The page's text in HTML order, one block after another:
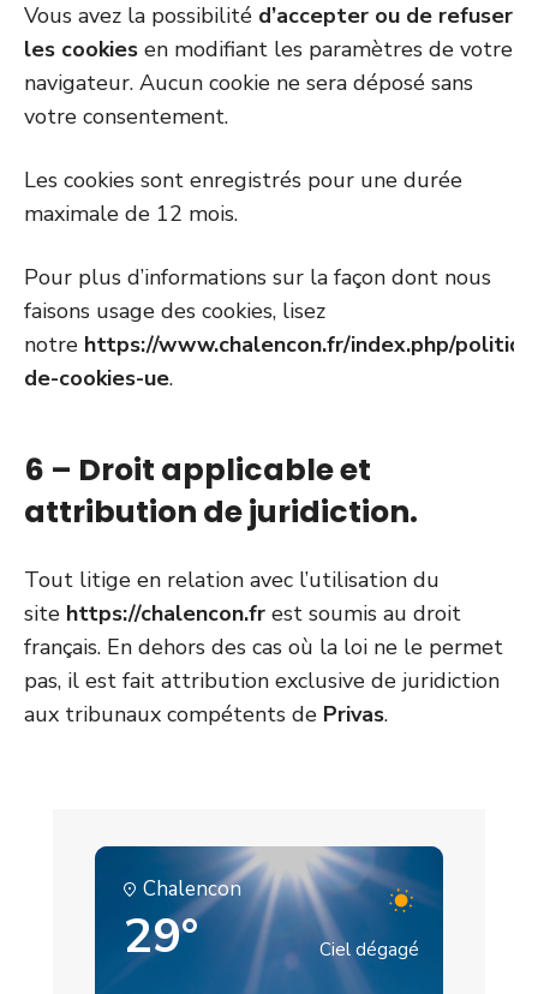
Vous avez la possibilité d’accepter ou de refuser
les cookies en modifiant les paramètres de votre
navigateur. Aucun cookie ne sera déposé sans
votre consentement.
Les cookies sont enregistrés pour une durée
maximale de 12 mois.
Pour plus d’informations sur la façon dont nous
faisons usage des cookies, lisez
notre https://www.chalencon.fr/index.php/
de-cookies-ue.
6 – Droit applicable et
attribution de juridiction.
Tout litige en relation avec l’utilisation du
site https://chalencon.fr est soumis au droit
français. En dehors des cas où la loi ne le permet
pas, il est fait attribution exclusive de juridiction
aux tribunaux compétents de Privas.
Chalencon
29° Ciel dégagé